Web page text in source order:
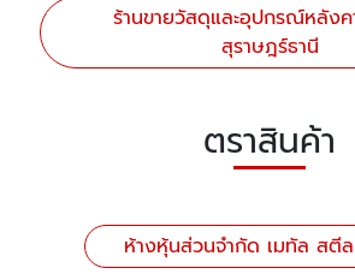
ร้านขายวัสดุและอุปกรณ์หลังค
สุราษฎร์ธานี
ตราสินค้า
ห้างหุ้นส่วนจำกัด เมทัล สตี